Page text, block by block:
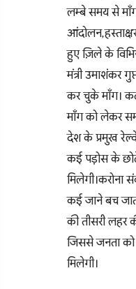
लम्बे समय से
हुए ज़िले के
मंत्री उमाशंकर
कर चुके माँग।
माँग को लेकर
देश के प्रमुख
कई पड़ोस के
कई जाने बच
की तीसरी लहर
जिससे जनता
मिलेगी।